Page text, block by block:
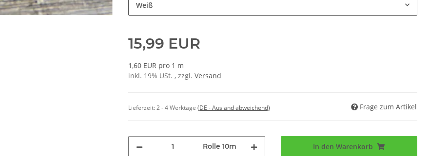
Weiß
15,99 EUR
1,60 EUR pro 1 m
inkl. 19% USt. , zzgl. Versand
Lieferzeit:2 - 4 Werktage (DE - Ausland abweichend) Frage zum Artikel
Rolle 10m In den Warenkorb